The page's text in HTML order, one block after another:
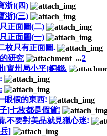
浙](四)
浙](三)
正面圖(二)
正面圖(一)
枚只有正面圖.
研究
...2
[寶州局小平]銅錢.
眼假的東西!
]七枚都是假貨!
,不要對美品就見獵心迷!
]